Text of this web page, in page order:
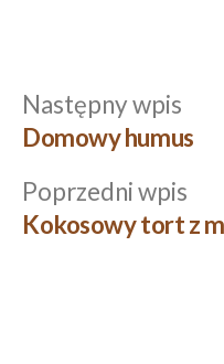
Nawigacja
Poprzedni wpis
Kokosowy tort z
Następny wpis
wpis:
Domowy humus